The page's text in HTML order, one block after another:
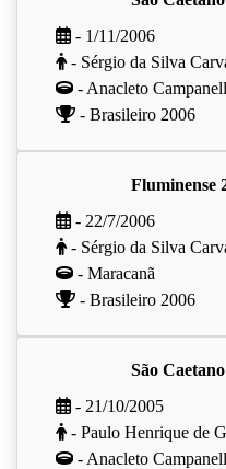
- 1/11/2006
- Sérgio da Silva
- Anacleto
- Brasileiro 2006
Fluminense
- 22/7/2006
- Sérgio da Silva
- Maracanã
- Brasileiro 2006
São
- 21/10/2005
- Paulo Henrique de
- Anacleto